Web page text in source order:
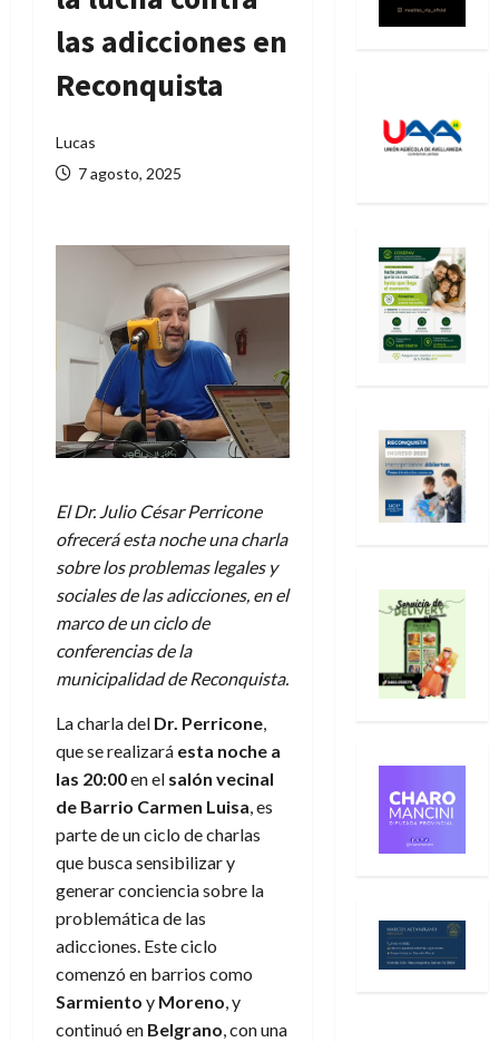
las adicciones en
Reconquista
Lucas
7 agosto, 2025
El Dr. Julio César Perricone
ofrecerá esta noche una charla
sobre los problemas legales y
sociales de las adicciones, en el
marco de un ciclo de
conferencias de la
municipalidad de Reconquista.
La charla del Dr. Perricone,
que se realizará esta noche a
las 20:00en el salón vecinal
de Barrio Carmen Luisa, es
parte de un ciclo de charlas
que busca sensibilizar y
generar conciencia sobre la
problemática de las
adicciones. Este ciclo
comenzó en barrios como
Sarmiento y Moreno, y
continuó en Belgrano, con una